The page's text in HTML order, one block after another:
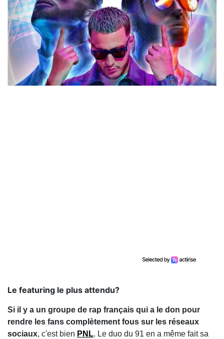
Le featuring le plus attendu?
Si il y a un groupe de rap français qui a le don pour
rendre les fans complètement fous sur les réseaux
sociaux, c'est bien PNL. Le duo du 91 en a même fait sa